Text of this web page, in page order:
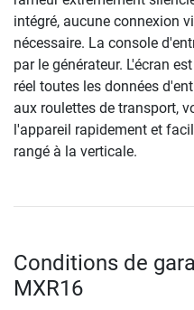
intégré, aucune connexion
nécessaire. La console
par le générateur. L'écran
réel toutes les données
aux roulettes de transport,
l'appareil rapidement et
rangé à la verticale.
Conditions de
MXR16